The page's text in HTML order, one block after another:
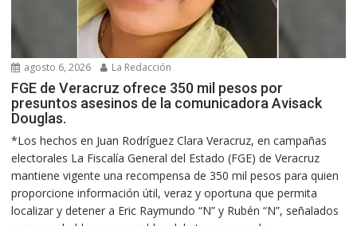
agosto 6, 2026 La Redacción
FGE de Veracruz ofrece 350 mil pesos por
presuntos asesinos de la comunicadora Avisack
Douglas.
*Los hechos en Juan Rodríguez Clara Veracruz, en campañas
electorales La Fiscalía General del Estado (FGE) de Veracruz
mantiene vigente una recompensa de 350 mil pesos para quien
proporcione información útil, veraz y oportuna que permita
localizar y detener a Eric Raymundo “N” y Rubén “N”, señalados